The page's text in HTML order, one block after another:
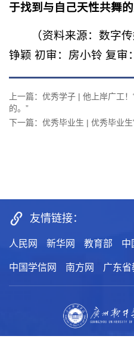
于找到与自己天性共舞
（资料来源：数字
铮颖 初审：房小铃 复审
上一篇：优秀学子 | 他上岸广工
的。”
下一篇：优秀毕业生 | 优秀毕业生
友情链接：
人民网 新华网 教育部 中
中国学信网 南方网 广东省